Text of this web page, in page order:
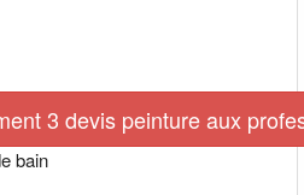
3 devis peinture aux
bain